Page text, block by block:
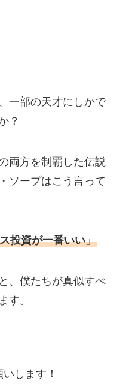
一部の天才にしかで
？
両方を制覇した伝説
ソープはこう言って
投資が一番いい」
、僕たちが真似すべ
す。
します！